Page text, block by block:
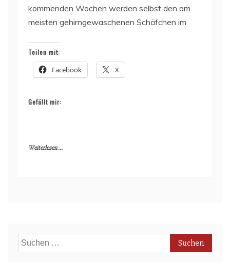
kommenden Wochen werden selbst den am
meisten gehirngewaschenen Schäfchen im
Teilen mit:
Facebook X
Gefällt mir:
Weiterlesen ...
Suchen
nach: